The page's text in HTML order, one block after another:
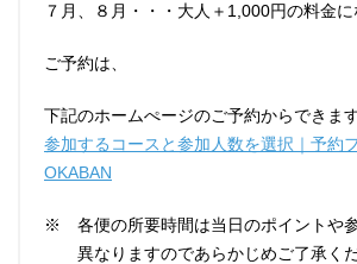
７月、８月・・・大人＋1,000円の料金に
ご予約は、
下記のホームぺージのご予約からできま
参加するコースと参加人数を選択｜予約
OKABAN
※ 各便の所要時間は当日のポイントや
異なりますのであらかじめご了承くだ